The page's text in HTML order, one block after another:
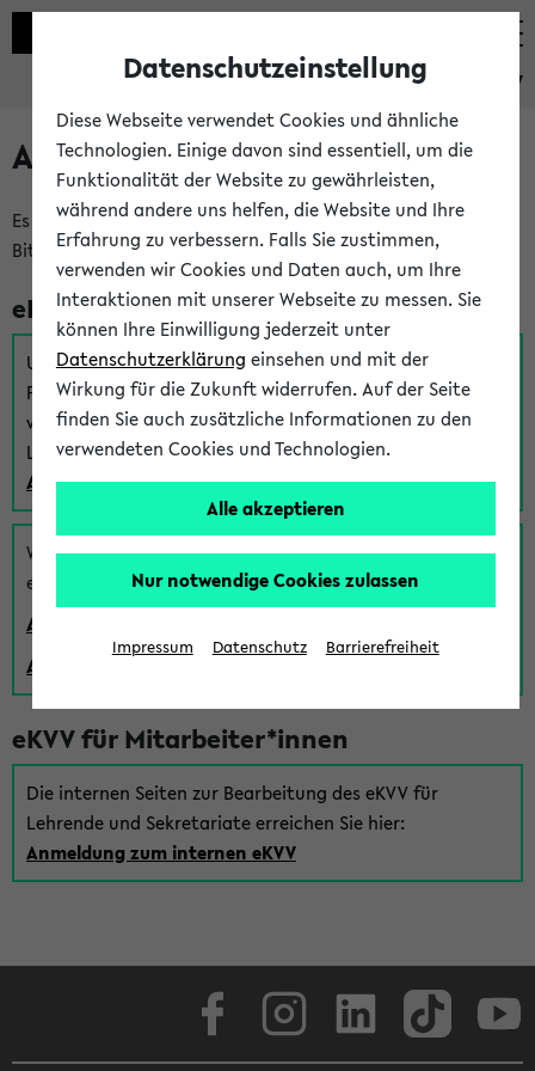
eKVV
Anmeldung am eKVV
Es gibt mehrere Möglichkeiten zur Anmeldung am eKVV.
Bitte wählen Sie die für Sie richtige aus:
eKVV für Studierende
Um sich einen Stundenplan zu erstellen und alle weiteren
Funktionen des eKVVs für Studierende zu nutzen,
verwenden Sie diesen Link zur Anmeldung über Ihr Uni
Login:
Anmeldung zum eKVV der Studierenden
Wenn Sie (noch) kein Uni Login haben, können Sie das
eKVV auch über einen Gastzugang verwenden:
Anmeldung über einen vorhandenen Gastzugang
Anlegen eines neuen Gastzugangs
eKVV für Mitarbeiter*innen
Die internen Seiten zur Bearbeitung des eKVV für
Lehrende und Sekretariate erreichen Sie hier:
Anmeldung zum internen eKVV
Datenschutzeinstellung
Diese Webseite verwendet Cookies und ähnliche
Technologien. Einige davon sind essentiell, um die
Funktionalität der Website zu gewährleisten,
während andere uns helfen, die Website und Ihre
Erfahrung zu verbessern. Falls Sie zustimmen,
verwenden wir Cookies und Daten auch, um Ihre
Interaktionen mit unserer Webseite zu messen. Sie
können Ihre Einwilligung jederzeit unter
Datenschutzerklärung einsehen und mit der
Wirkung für die Zukunft widerrufen. Auf der Seite
finden Sie auch zusätzliche Informationen zu den
verwendeten Cookies und Technologien.
Alle akzeptieren
Nur notwendige Cookies zulassen
Impressum Datenschutz Barrierefreiheit